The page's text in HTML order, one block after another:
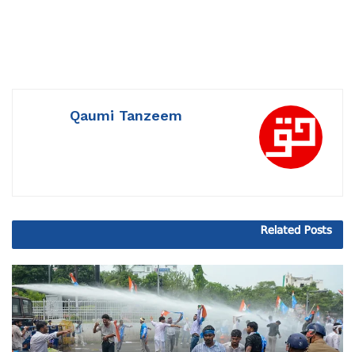
Qaumi Tanzeem
Related Posts